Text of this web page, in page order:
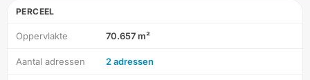
PERCEEL
Oppervlakte 70.657 m²
Aantal adressen 2 adressen